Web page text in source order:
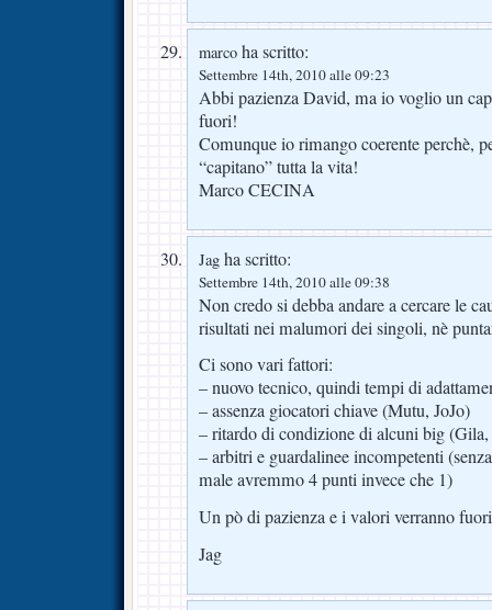
marco ha scritto:
Settembre 14th, 2010 alle 09:23
Abbi pazienza David, ma io voglio un
fuori!
Comunque io rimango coerente perchè,
“capitano” tutta la vita!
Marco CECINA
Jag ha scritto:
Settembre 14th, 2010 alle 09:38
Non credo si debba andare a cercare le
risultati nei malumori dei singoli, nè
Ci sono vari fattori:
– nuovo tecnico, quindi tempi di
– assenza giocatori chiave (Mutu, JoJo)
– ritardo di condizione di alcuni big (Gila,
– arbitri e guardalinee incompetenti
male avremmo 4 punti invece che 1)
Un pò di pazienza e i valori verranno
Jag